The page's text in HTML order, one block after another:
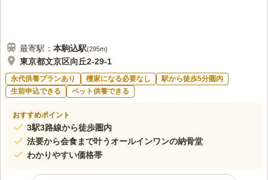
最寄駅： 本駒込駅(295m)
東京都文京区向丘2-29-1
永代供養プランあり 檀家になる必要なし
駅から徒歩5分圏内
生前申込できる
ペット供養できる
おすすめポイント
3駅3路線から徒歩圏内
法要から会食まで叶うオールインワンの納骨堂
わかりやすい価格帯